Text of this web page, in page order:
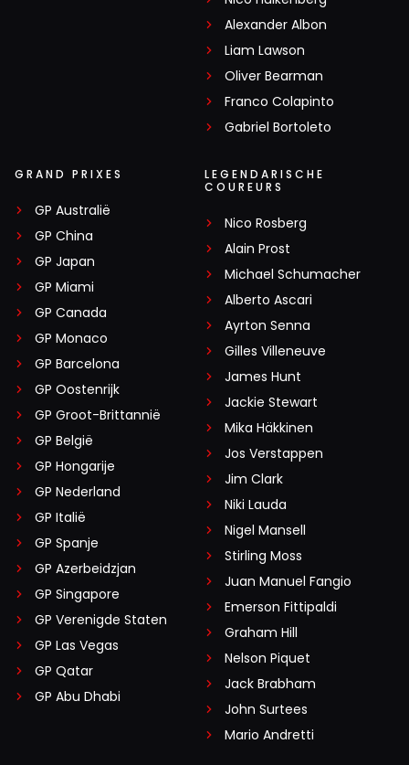
Alexander Albon
Liam Lawson
Oliver Bearman
Franco Colapinto
Gabriel Bortoleto
GRAND PRIXES
GP Australië
GP China
GP Japan
GP Miami
GP Canada
GP Monaco
GP Barcelona
GP Oostenrijk
GP Groot-Brittannië
GP België
GP Hongarije
GP Nederland
GP Italië
GP Spanje
GP Azerbeidzjan
GP Singapore
GP Verenigde Staten
GP Las Vegas
GP Qatar
GP Abu Dhabi
LEGENDARISCHE
COUREURS
Nico Rosberg
Alain Prost
Michael Schumacher
Alberto Ascari
Ayrton Senna
Gilles Villeneuve
James Hunt
Jackie Stewart
Mika Häkkinen
Jos Verstappen
Jim Clark
Niki Lauda
Nigel Mansell
Stirling Moss
Juan Manuel Fangio
Emerson Fittipaldi
Graham Hill
Nelson Piquet
Jack Brabham
John Surtees
Mario Andretti